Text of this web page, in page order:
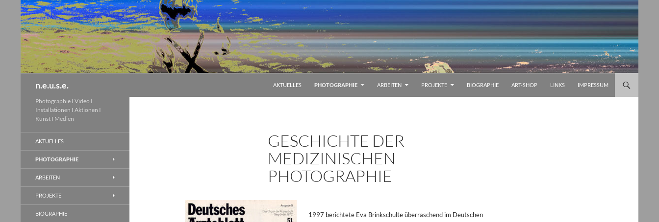
springen
n.e.u.s.e. AKTUELLES PHOTOGRAPHIE ARBEITEN PROJEKTE BIOGRAPHIE ART-SHOP LINKS IMPRESSUM
GESCHICHTE DER
MEDIZINISCHEN
PHOTOGRAPHIE
1997 berichtete Eva Brinkschulte überraschend im Deutschen
Photographie I Video I
Installationen I Aktionen I
Kunst I Medien
AKTUELLES
PHOTOGRAPHIE
ARBEITEN
PROJEKTE
BIOGRAPHIE